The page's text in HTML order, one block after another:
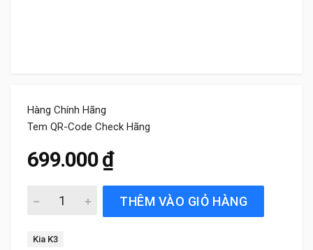
Hàng Chính Hãng
Tem QR-Code Check Hãng
699.000₫
Gạt Mưa Xe Kia K3 (2013 đến 2025) Bosch AeroTwin
THÊM VÀO GIỎ HÀNG
Tag:
Kia K3